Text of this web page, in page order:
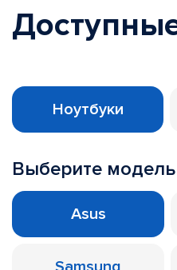
Ноутбуки
Выберите модель
Asus